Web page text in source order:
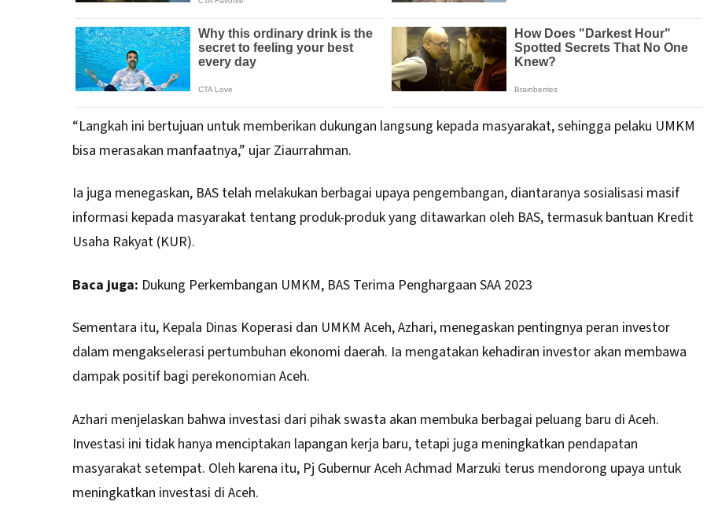
“Langkah ini bertujuan untuk memberikan dukungan langsung kepada masyarakat, sehingga pelaku UMKM
bisa merasakan manfaatnya,” ujar Ziaurrahman.
Ia juga menegaskan, BAS telah melakukan berbagai upaya pengembangan, diantaranya sosialisasi masif
informasi kepada masyarakat tentang produk-produk yang ditawarkan oleh BAS, termasuk bantuan Kredit
Usaha Rakyat (KUR).
Baca juga: Dukung Perkembangan UMKM, BAS Terima Penghargaan SAA 2023
Sementara itu, Kepala Dinas Koperasi dan UMKM Aceh, Azhari, menegaskan pentingnya peran investor
dalam mengakselerasi pertumbuhan ekonomi daerah. Ia mengatakan kehadiran investor akan membawa
dampak positif bagi perekonomian Aceh.
Azhari menjelaskan bahwa investasi dari pihak swasta akan membuka berbagai peluang baru di Aceh.
Investasi ini tidak hanya menciptakan lapangan kerja baru, tetapi juga meningkatkan pendapatan
masyarakat setempat. Oleh karena itu, Pj Gubernur Aceh Achmad Marzuki terus mendorong upaya untuk
meningkatkan investasi di Aceh.